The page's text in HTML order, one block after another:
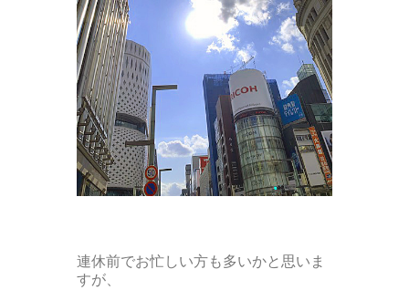
連休前でお忙しい方も多いかと思いま
すが、